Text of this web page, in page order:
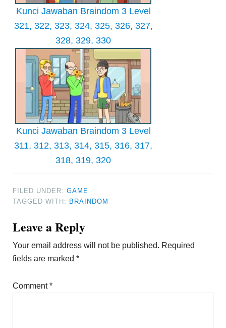
Kunci Jawaban Braindom 3 Level
321, 322, 323, 324, 325, 326, 327,
328, 329, 330
Kunci Jawaban Braindom 3 Level
311, 312, 313, 314, 315, 316, 317,
318, 319, 320
FILED UNDER:GAME
TAGGED WITH: BRAINDOM
Reader
Interactions
Leave a Reply
Your email address will not be published. Required
fields are marked*
Comment*